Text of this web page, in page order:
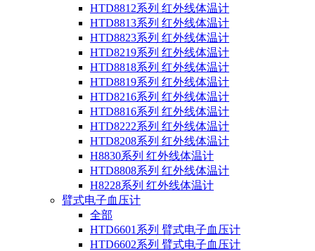
HTD8812系列 红外线体温计
HTD8813系列 红外线体温计
HTD8823系列 红外线体温计
HTD8219系列 红外线体温计
HTD8818系列 红外线体温计
HTD8819系列 红外线体温计
HTD8216系列 红外线体温计
HTD8816系列 红外线体温计
HTD8222系列 红外线体温计
HTD8208系列 红外线体温计
H8830系列 红外线体温计
HTD8808系列 红外线体温计
H8228系列 红外线体温计
臂式电子血压计
全部
HTD6601系列 臂式电子血压计
HTD6602系列 臂式电子血压计